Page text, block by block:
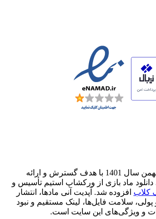
وبسایت مادکلاب در بهمن سال 1401 با هدف گسترش و ارائه
ماد بازی از ورکشاپ استیم تأسیس و
کلاب افزوده شد. آپدیت آنی مادها، انتشار
پولی، سلامت فایل‌ها، لینک مستقیم و نبود
و ویژگی‌های این سایت است.